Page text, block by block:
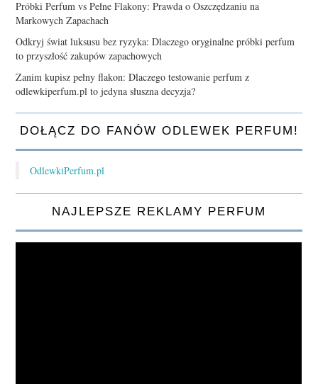
Próbki Perfum vs Pełne Flakony: Prawda o Oszczędzaniu na
Markowych Zapachach
Odkryj świat luksusu bez ryzyka: Dlaczego oryginalne próbki perfum
to przyszłość zakupów zapachowych
Zanim kupisz pełny flakon: Dlaczego testowanie perfum z
odlewkiperfum.pl to jedyna słuszna decyzja?
DOŁĄCZ DO FANÓW ODLEWEK PERFUM!
OdlewkiPerfum.pl
NAJLEPSZE REKLAMY PERFUM